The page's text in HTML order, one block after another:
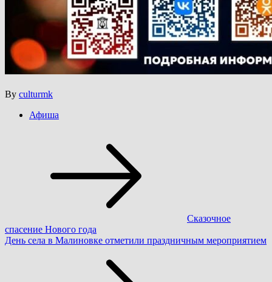
By culturmk
Афиша
записям
Сказочное
спасение Нового года
День села в Малиновке отметили праздничным мероприятием